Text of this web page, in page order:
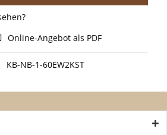
Online-Angebot als PDF
KB-NB-1-60EW2KST